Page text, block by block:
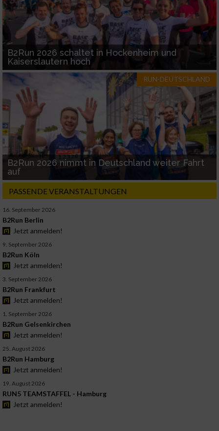
B2Run 2026 schaltet in Hockenheim und
Kaiserslautern hoch
RUN-DEUTSCHLAND
B2Run 2026 nimmt in Deutschland weiter Fahrt
auf
PASSENDE VERANSTALTUNGEN
16. September 2026
B2Run Berlin
Jetzt anmelden!
9. September 2026
B2Run Köln
Jetzt anmelden!
3. September 2026
B2Run Frankfurt
Jetzt anmelden!
1. September 2026
B2Run Gelsenkirchen
Jetzt anmelden!
25. August 2026
B2Run Hamburg
Jetzt anmelden!
19. August 2026
RUN5 TEAMSTAFFEL - Hamburg
Jetzt anmelden!